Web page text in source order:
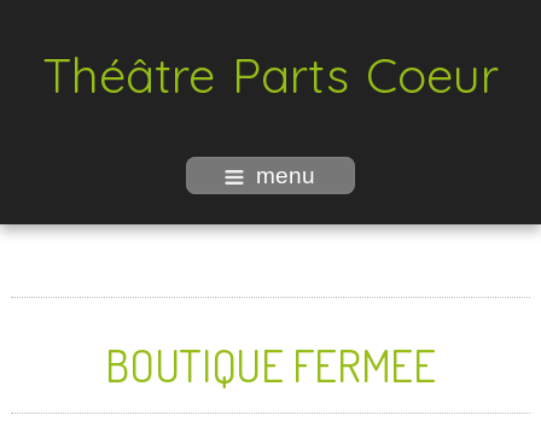
Théâtre Parts Coeur
menu
BOUTIQUE FERMEE